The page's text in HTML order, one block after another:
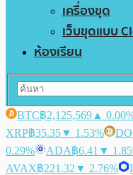
เครื่องขุด
เว็บขุดแบบ
ห้องเรียน
BTC฿2,125,569 ▲
XRP฿35.35▼ 1.53%
0.29%
ADA฿6.41 ▼
AVAX฿221.32 ▼ 2.76%